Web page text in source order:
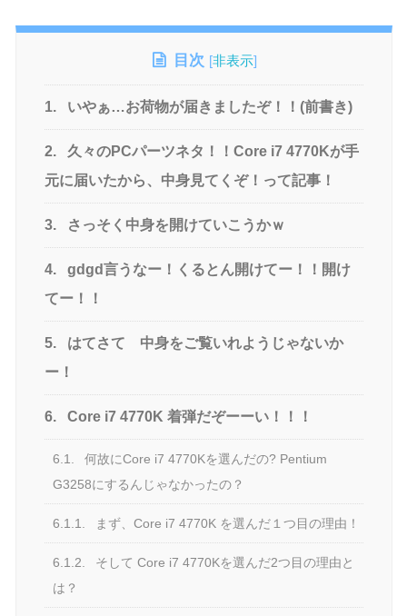
目次 [非表示]
1. いやぁ…お荷物が届きましたぞ！！(前書き)
2.
久々のPCパーツネタ！！Core i7 4770Kが手
元に届いたから、中身見てくぞ！って記事！
3. さっそく中身を開けていこうかｗ
4.
gdgd言うなー！くるとん開けてー！！開け
てー！！
5.
はてさて 中身をご覧いれようじゃないか
ー！
6. Core i7 4770K 着弾だぞーーい！！！
6.1.
何故にCore i7 4770Kを選んだの? Pentium
G3258にするんじゃなかったの？
6.1.1. まず、Core i7 4770K を選んだ１つ目の理由！
6.1.2.
そして Core i7 4770Kを選んだ2つ目の理由と
は？